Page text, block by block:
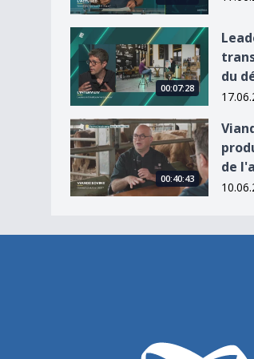
Leaders en transition,
00:07:28
du
Viande : les producteurs au
00:40:43
de